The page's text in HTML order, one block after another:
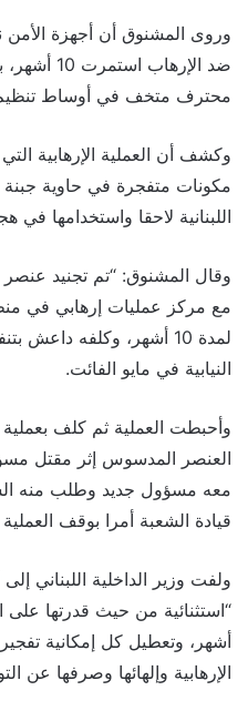
وروى المشنوق أن أجهزة
ضد
محترف متخف في أوساط
وكشف أن العملية الإرهابية
مكونات متفجرة في حاوية
اللبنانية لاحقا واستخدامها في
وقال المشنوق: “تم تجنيد
مع مركز عمليات إرهابي في
لمدة 10 أشهر، وكلفه داعش
النيابية في مايو الفائت.
وأحبطت العملية ثم كلف بعملية
العنصر المدسوس إثر مقتل
معه مسؤول جديد وطلب منه
قيادة الشعبة أمرا بوقف العملية
ولفت وزير الداخلية اللبناني إلى
“استثنائية من حيث قدرتها
أشهر، وتعطيل كل إمكانية
الإرهابية وإلهائها وصرفها عن